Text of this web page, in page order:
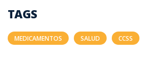
TAGS
MEDICAMENTOS SALUD CCSS